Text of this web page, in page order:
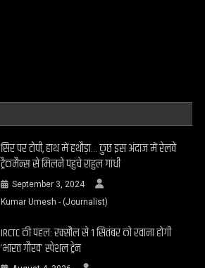
सिर पर टोपी, हाथ में हथौड़ा… कुछ इस अंदाज में रेलवे
ट्रैकमैन्स से मिलने पहुंचे राहुल गांधी
September 3, 2024
Kumar Umesh - (Journalist)
IRCTC की पहल: रक्सौल से 1 सितंबर को रवाना होगी
‘भारत गौरव’ स्पेशल ट्रेन